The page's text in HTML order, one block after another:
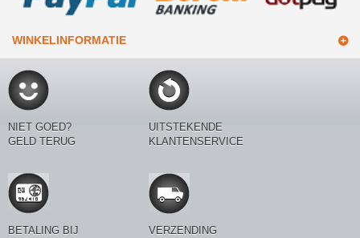
WINKELINFORMATIE
NIET GOED?
GELD TERUG
UITSTEKENDE
KLANTENSERVICE
BETALING BIJ
VERZENDING